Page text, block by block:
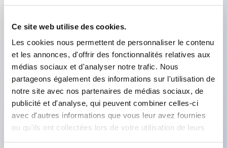
Ce site web utilise des cookies.
Les cookies nous permettent de personnaliser le contenu
et les annonces, d'offrir des fonctionnalités relatives aux
médias sociaux et d'analyser notre trafic. Nous
partageons également des informations sur l'utilisation de
notre site avec nos partenaires de médias sociaux, de
publicité et d'analyse, qui peuvent combiner celles-ci
avec d'autres informations que vous leur avez fournies
ou qu'ils ont collectées lors de votre utilisation de leurs
surface ultra-haute luminosité.
Réduction du temps de câblage grâce à la
structure à bornes SS, intégration du capot de
borne et du corps, et structure anti-chute des vis.
Utilisation d'une plaque de liaison avec capot,
éliminant le besoin de capot de protection contre
les chocs électriques (lors de l'utilisation avec